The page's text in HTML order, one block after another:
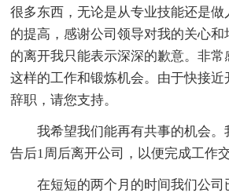
很多东西，无论是从专业技能还是做
的提高，感谢公司领导对我的关心和
的离开我只能表示深深的歉意。非
这样的工作和锻炼机会。由于快接近
辞职，请您支持。
我希望我们能再有共事的机会。
告后1周后离开公司，以便完成工作交
在短短的两个月的时间我们公司